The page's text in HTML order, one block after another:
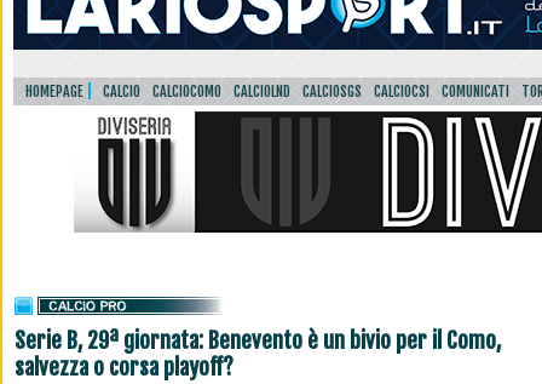
HOMEPAGE CALCIO CALCIOCOMO CALCIOLND CALCIOSGS CALCIOCSI COMUNICATI
Serie B, 29ª giornata: Benevento è un bivio per il Como,
salvezza o corsa playoff?